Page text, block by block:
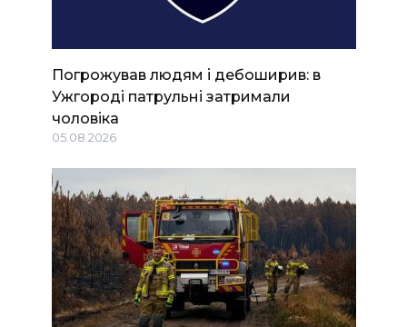
Погрожував людям і дебоширив: в
Ужгороді патрульні затримали
чоловіка
05.08.2026